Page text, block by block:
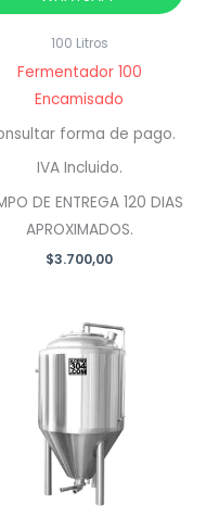
100 Litros
Fermentador 100
Encamisado
forma de pago.
IVA Incluido.
DE ENTREGA 120 DIAS
APROXIMADOS.
$3.700,00